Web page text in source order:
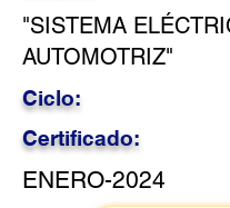
"SISTEMA
AUTOMOTRIZ"
Ciclo:
Certificado:
ENERO-2024